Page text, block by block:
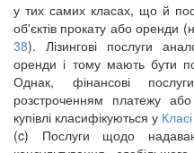
у тих самих класах, що й
об'єктів прокату або оренди
38). Лізингові послуги
оренди і тому мають бути
Однак, фінансові
розстроченням платежу
купівлі класифікуються у
(c) Послуги щодо